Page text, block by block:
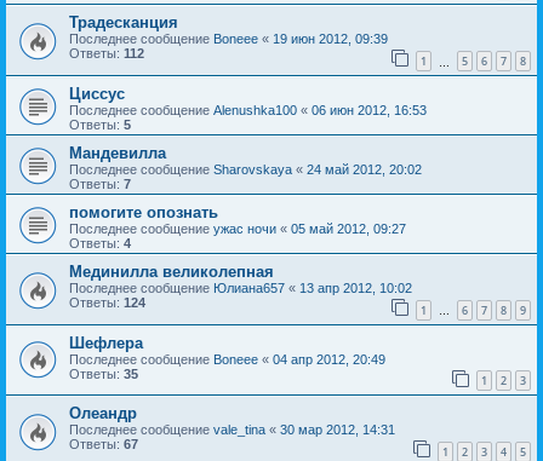
Традесканция
Последнее сообщение Boneee « 19 июн 2012, 09:39
Ответы: 112 1 5 6 7 8
Циссус
Последнее сообщение Alenushka100 « 06 июн 2012, 16:53
Ответы: 5
Мандевилла
Последнее сообщение Sharovskaya « 24 май 2012, 20:02
Ответы: 7
помогите опознать
Последнее сообщение ужас ночи « 05 май 2012, 09:27
Ответы: 4
Мединилла великолепная
Последнее сообщение Юлиана657 « 13 апр 2012, 10:02
Ответы: 124 1 … 6 7 8 9
Шефлера
Последнее сообщение Boneee « 04 апр 2012, 20:49
Ответы: 35 1 2 3
Олеандр
Последнее сообщение vale_tina « 30 мар 2012, 14:31
Ответы: 67 1 2 3 4 5